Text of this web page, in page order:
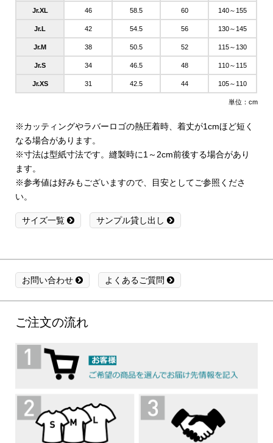
Jr.XL 46 58.5 60 140～155
Jr.L 42 54.5 56 130～145
Jr.M 38 50.5 52 115～130
Jr.S 34 46.5 48 110～115
Jr.XS 31 42.5 44 105～110
単位：cm
※カッティングやラバーロゴの熱圧着時、着丈が1cmほど短く
なる場合があります。
※寸法は型紙寸法です。縫製時に1～2cm前後する場合があり
ます。
※参考値は好みもございますので、目安としてご参照くださ
い。
サイズ一覧 サンプル貸し出し
お問い合わせ よくあるご質問
ご注文の流れ